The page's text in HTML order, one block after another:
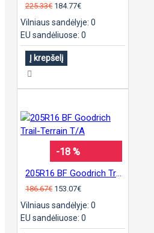
225.33€ 184.77€
Vilniaus sandėlyje: 0
EU sandėliuose: 0
Į krepšelį
-18 %
186.67€ 153.07€
Vilniaus sandėlyje: 0
EU sandėliuose: 0